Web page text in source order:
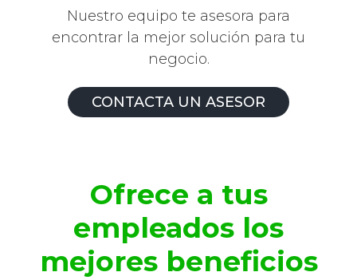
Nuestro equipo te asesora para
encontrar la mejor solución para tu
negocio.
CONTACTA UN ASESOR
Ofrece a tus
empleados los
mejores beneficios